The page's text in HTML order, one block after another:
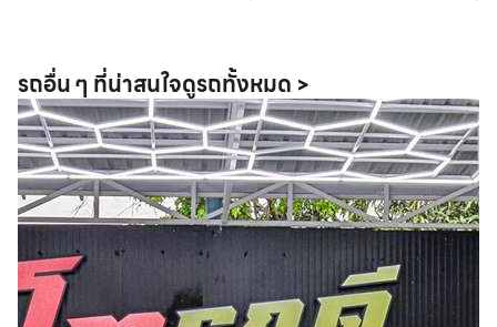
รถอื่น ๆ ที่น่าสนใจดูรถทั้งหมด >